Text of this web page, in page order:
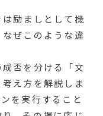
励ましとして機
ぜこのような違
否を分ける「文
え方を解説しま
を実行すること